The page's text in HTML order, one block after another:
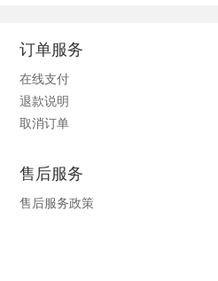
订单服务
在线支付
退款说明
取消订单
售后服务
售后服务政策